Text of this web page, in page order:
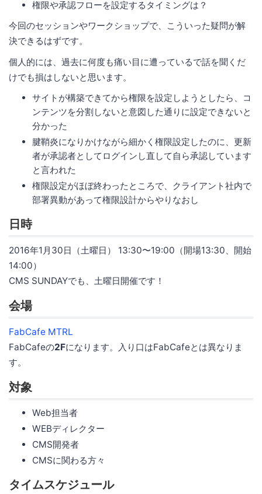
権限や承認フローを設定するタイミングは？
今回のセッションやワークショップで、こういった疑問が解
決できるはずです。
個人的には、過去に何度も痛い目に遭っているで話を聞くだ
けでも損はしないと思います。
サイトが構築できてから権限を設定しようとしたら、コ
ンテンツを分割しないと意図した通りに設定できないと
分かった
腱鞘炎になりかけながら細かく権限設定したのに、更新
者が承認者としてログインし直して自ら承認しています
と言われた
権限設定がほぼ終わったところで、クライアント社内で
部署異動があって権限設計からやりなおし
日時
2016年1月30日（土曜日） 13:30〜19:00（開場13:30、開始
14:00）
CMS SUNDAYでも、土曜日開催です！
会場
FabCafe MTRL
FabCafeの2Fになります。入り口はFabCafeとは異なりま
す。
対象
Web担当者
WEBディレクター
CMS開発者
CMSに関わる方々
タイムスケジュール